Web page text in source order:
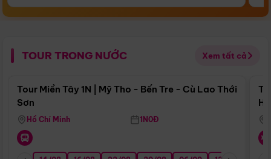
TOUR TRONG NƯỚC Xem tất cả
Điểm nổi bật
Tour Miền Tây 1N | Mỹ Tho - Bến Tre - Cù Lao Thới
Sơn
Hồ Chí Minh 1N0Đ